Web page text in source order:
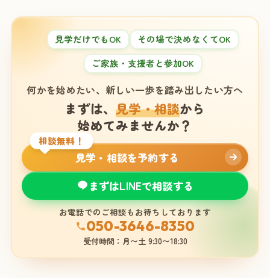
見学だけでもOK
その場で決めなくてOK
ご家族・支援者と参加OK
何かを始めたい、新しい一歩を踏み出したい方へ
まずは、見学・相談から
始めてみませんか？
相談無料！
見学・相談を予約する
まずはLINEで相談する
お電話でのご相談もお待ちしております
050-3646-8350
受付時間：月〜土 9:30〜18:30